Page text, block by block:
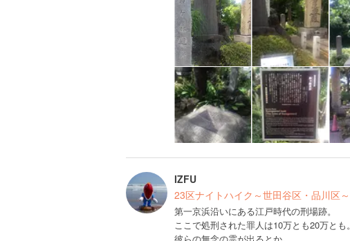
IZFU
23区ナイトハイク～世田谷区・品川区～
第一京浜沿いにある江戸時代の刑場跡。
ここで処刑された罪人は10万とも20万とも。